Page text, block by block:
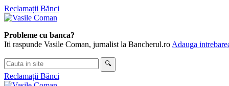
Skip
to
Reclamații Bănci
Probleme cu banca?
Iti raspunde Vasile Coman, jurnalist la Bancherul.ro Adauga
Cauta
in
site
🔍
Reclamații Bănci